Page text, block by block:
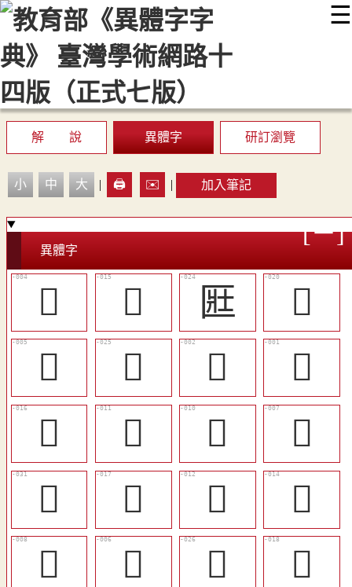
☰
::: 最新消息 常見問題 編輯說明
顯示模式
網站導覽
解 說 異體字 研訂瀏覽
小 中 大 | 🖨️ ✉️ | 加入筆記
異體字
𠗱 󴶠 匨
󴶥
𡍱
󴶩 𡒤
𡒉
󴶡
󴶜 󴶛
󴶘
󴶯
󴶢 󴶝
󴶟
󴶙
󴶗 󴶪
󴶣